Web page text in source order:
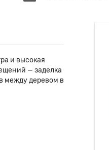
и высокая
— заделка
между деревом в